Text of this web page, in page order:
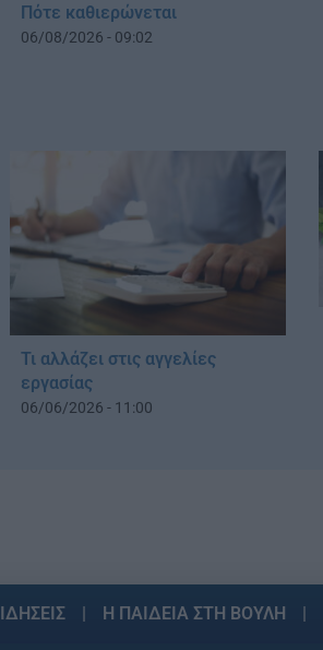
Πότε καθιερώνεται
06/08/2026 - 09:02
Τι αλλάζει στις αγγελίες
εργασίας
06/06/2026 - 11:00
Η ΠΑΙΔΕΙΑ ΣΤΗ ΒΟΥΛΗ